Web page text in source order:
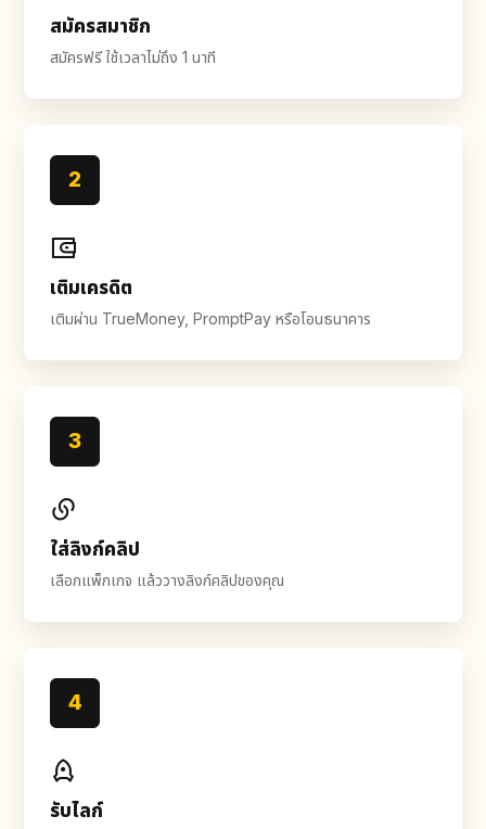
สมัครสมาชิก
สมัครฟรี ใช้เวลาไม่ถึง 1 นาที
2
เติมเครดิต
เติมผ่าน TrueMoney, PromptPay หรือโอนธนาคาร
3
ใส่ลิงก์คลิป
เลือกแพ็กเกจ แล้ววางลิงก์คลิปของคุณ
4
รับไลก์